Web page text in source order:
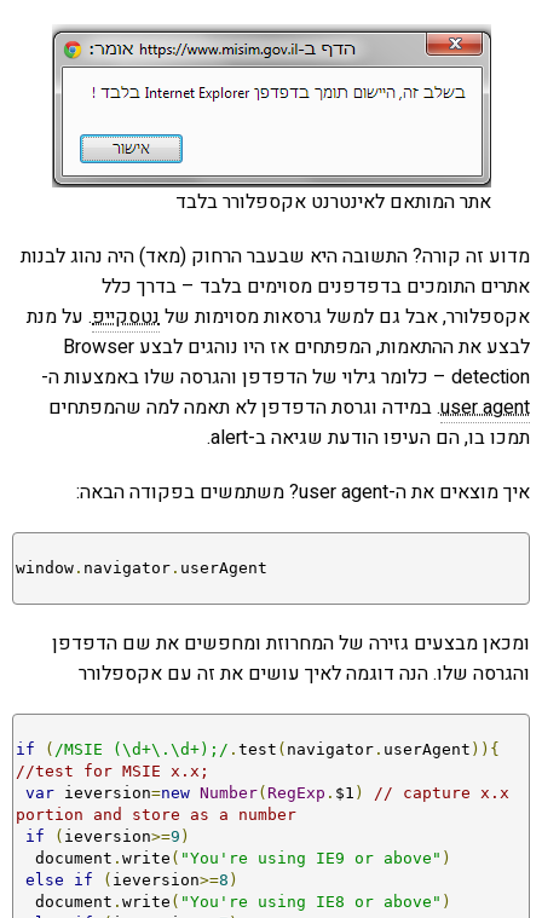
אתר המותאם לאינטרנט אקספלורר בלבד
מדוע זה קורה? התשובה היא שבעבר הרחוק (מאד) היה נהוג לבנות
אתרים התומכים בדפדפנים מסוימים בלבד – בדרך כלל
אקספלורר, אבל גם למשל גרסאות מסוימות שלנטסקייפ. על מנת
לבצע את ההתאמות, המפתחים אז היו נוהגים לבצע Browser
detection – כלומר גילוי של הדפדפן והגרסה שלו באמצעות ה-
user agent. במידה וגרסת הדפדפן לא תאמה למה שהמפתחים
תמכו בו, הם העיפו הודעת שגיאה ב-alert.
איך מוצאים את ה-user agent? משתמשים בפקודה הבאה:
window . navigator .
ומכאן מבצעים גזירה של המחרוזת ומחפשים את שם הדפדפן
והגרסה שלו. הנה דוגמה לאיך עושים את זה עם אקספלורר
if ( /MSIE (\d+\.\d+);/ . test ( navigator . userAgent )){
//test for MSIE x.x;
var ieversion=new Number( RegExp . $1 )
// capture x.x
portion and store as a number
if
( ieversion>=9 )
  document
. write ( "You're using IE9 or above" )
else
if ( ieversion>=8 )
  document
. write ( "You're using IE8 or above" )